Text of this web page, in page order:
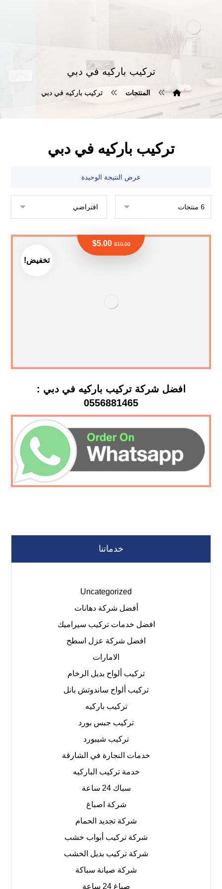
تركيب باركيه في دبي
المنتجات تركيب باركيه في دبي
تركيب باركيه في دبي
عرض النتيجة الوحيدة
تخفيض!
افضل شركة تركيب باركيه في دبي :
0556881465
$10.00
$5.00
خدماتنا
Uncategorized
أفضل شركة دهانات
افضل خدمات تركيب سيراميك
افضل شركة عزل اسطح
الامارات
تركيب ألواح بديل الرخام
تركيب ألواح ساندوتش بانل
تركيب باركيه
تركيب جبس بورد
تركيب شيبورد
خدمات النجارة في الشارقة
خدمة تركيب الباركيه
سباك 24 ساعة
شركة اصباغ
شركة تجديد الحمام
شركة تركيب أبواب خشب
شركة تركيب بديل الخشب
شركة صيانة سباكة
صباغ 24 ساعة